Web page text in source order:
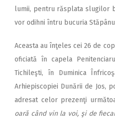
lumii, pentru răsplata slugilor
vor odihni întru bucuria
Aceasta au înţeles cei 26 de
oficiată în capela
Tichileşti, în Duminica
Arhiepiscopiei Dunării de Jos,
adresat celor prezenţi
oară când vin la voi, şi de